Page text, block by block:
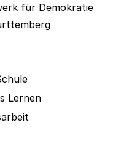
für Demokratie
Lernen